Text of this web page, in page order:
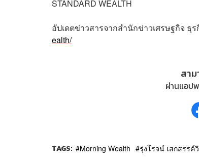
STANDARD WEALTH
อัปเดตข่าวสารจากสำนักข่าวเศรษฐกิจ ธุ
ealth/
สาม
ผ่านแอป
TAGS: Morning Wealth รุ่งโรจน์ เสกสรรค์